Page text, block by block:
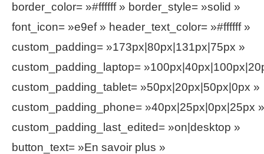
border_color= »#ffffff » border_style= »solid »
font_icon= »e9ef » header_text_color= »#ffffff »
custom_padding= »173px|80px|131px|75px »
custom_padding_laptop=
custom_padding_tablet= »50px|20px|50px|0px »
custom_padding_phone= »40px|25px|0px|25px »
custom_padding_last_edited= »on|desktop »
button_text= »En savoir plus »